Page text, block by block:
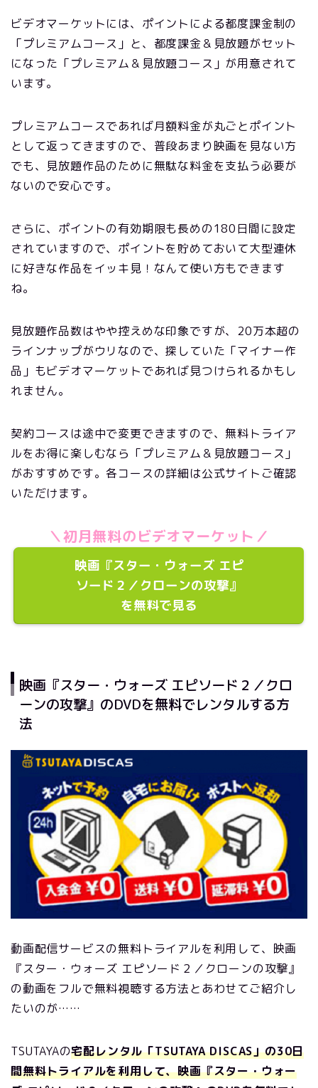
ビデオマーケットには、ポイントによる都度課金制の
「プレミアムコース」と、都度課金＆見放題がセット
になった「プレミアム＆見放題コース」が用意されて
います。
プレミアムコースであれば月額料金が丸ごとポイント
として返ってきますので、普段あまり映画を見ない方
でも、見放題作品のために無駄な料金を支払う必要が
ないので安心です。
さらに、ポイントの有効期限も長めの180日間に設定
されていますので、ポイントを貯めておいて大型連休
に好きな作品をイッキ見！なんて使い方もできます
ね。
見放題作品数はやや控えめな印象ですが、20万本超の
ラインナップがウリなので、探していた「マイナー作
品」もビデオマーケットであれば見つけられるかもし
れません。
契約コースは途中で変更できますので、無料トライア
ルをお得に楽しむなら「プレミアム＆見放題コース」
がおすすめです。各コースの詳細は公式サイトご確認
いただけます。
＼初月無料のビデオマーケット／
映画『スター・ウォーズ エピ
ソード２／クローンの攻撃』
を無料で見る
映画『スター・ウォーズ エピソード２／クロ
ーンの攻撃』のDVDを無料でレンタルする方
法
動画配信サービスの無料トライアルを利用して、映画
『スター・ウォーズ エピソード２／クローンの攻撃』
の動画をフルで無料視聴する方法とあわせてご紹介し
たいのが……
TSUTAYAの宅配レンタル「TSUTAYA DISCAS」の30日
間無料トライアルを利用して、映画『スター・ウォー